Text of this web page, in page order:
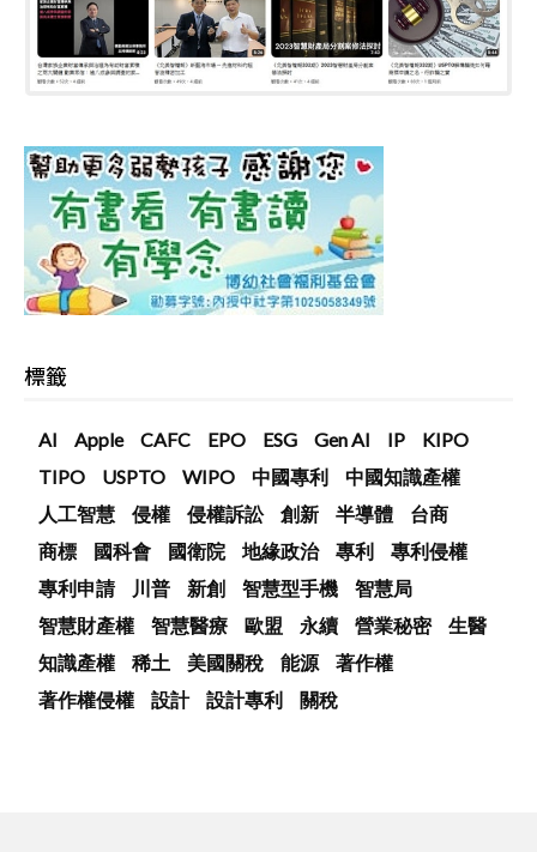
標籤
AI Apple CAFC EPO ESG Gen AI IP
KIPO
TIPO
USPTO WIPO 中國專利
中國知識產權
人工智慧
侵權 侵權訴訟 創新 半導體
台商
商標
國科會 國衛院 地緣政治 專利
專利侵權
專利申請
川普 新創 智慧型手機
智慧局
智慧財產權
智慧醫療 歐盟 永續 營業秘密
生醫
知識產權
稀土 美國關稅 能源
著作權
著作權侵權
設計 設計專利 關稅